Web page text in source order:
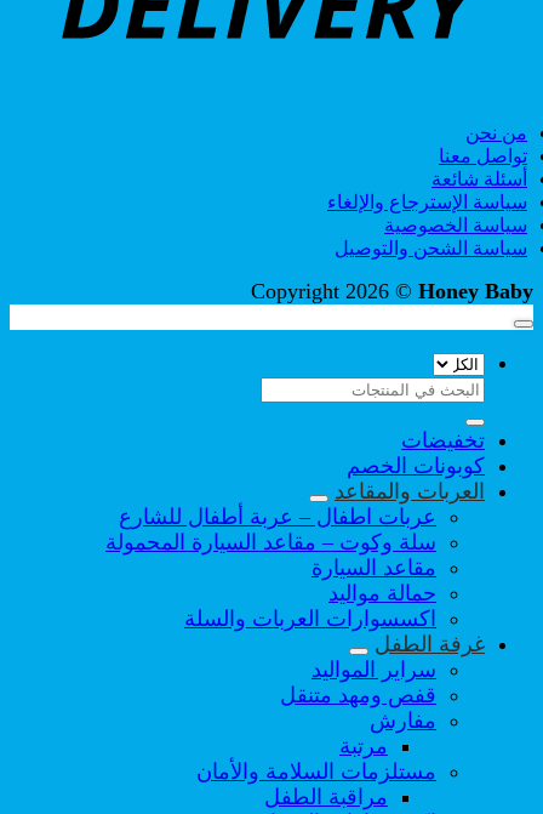
من نحن
تواصل معنا
أسئلة شائعة
سياسة الإسترجاع والإلغاء
سياسة الخصوصية
سياسة الشحن والتوصيل
Copyright 2026 © Honey Baby
البحث
عن:
تخفيضات
كوبونات الخصم
العربات والمقاعد
عربات اطفال – عربة أطفال للشارع
سلة وكوت – مقاعد السيارة المحمولة
مقاعد السيارة
حمالة مواليد
اكسسوارات العربات والسلة
غرفة الطفل
سراير المواليد
قفص ومهد متنقل
مفارش
مرتبة
مستلزمات السلامة والأمان
مراقبة الطفل